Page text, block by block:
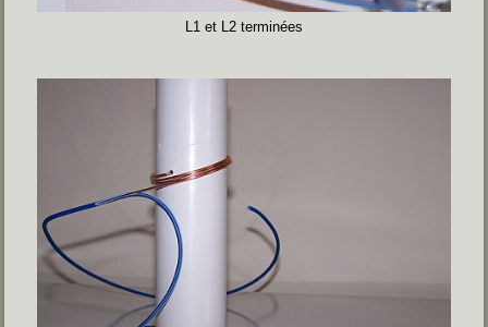
L1 et L2 terminées